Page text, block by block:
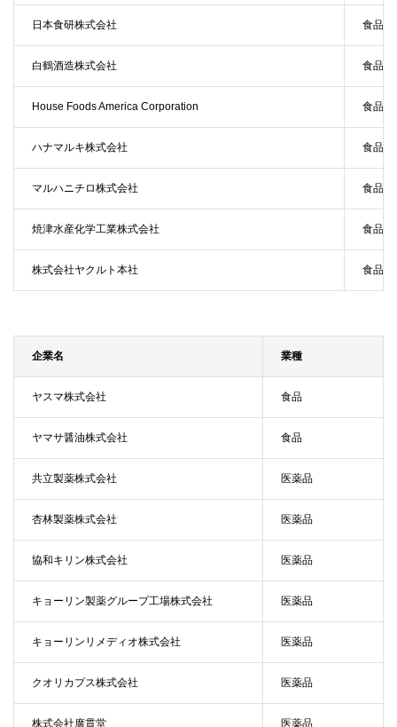
日本食研株式会社 食品
白鶴酒造株式会社 食品
House Foods America Corporation 食品
ハナマルキ株式会社 食品
マルハニチロ株式会社 食品
焼津水産化学工業株式会社 食品
株式会社ヤクルト本社 食品
企業名 業種
ヤスマ株式会社 食品
ヤマサ醤油株式会社 食品
共立製薬株式会社 医薬品
杏林製薬株式会社 医薬品
協和キリン株式会社 医薬品
キョーリン製薬グループ工場株式会社 医薬品
キョーリンリメディオ株式会社 医薬品
クオリカプス株式会社 医薬品
株式会社廣貫堂 医薬品